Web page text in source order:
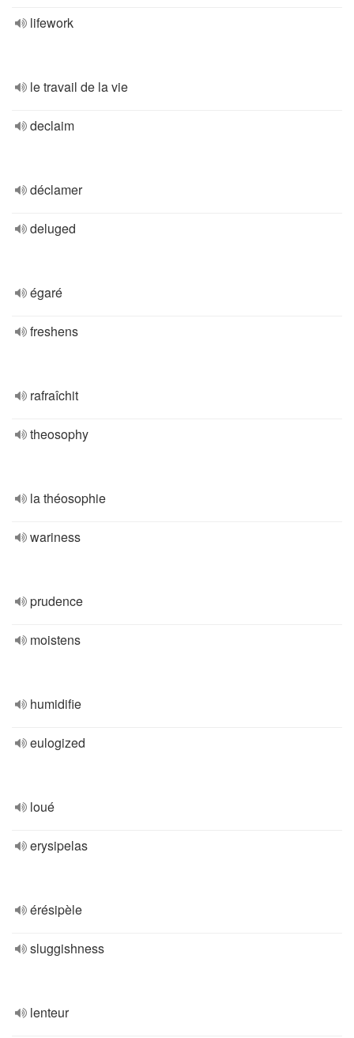
lifework
le travail de la vie
declaim
déclamer
deluged
égaré
freshens
rafraîchit
theosophy
la théosophie
wariness
prudence
moistens
humidifie
eulogized
loué
erysipelas
érésipèle
sluggishness
lenteur